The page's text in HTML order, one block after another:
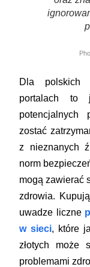
Dla polskich
portalach to
potencjalnych
zostać
z nieznanych
norm
mogą zawierać
zdrowia.
uwadze liczne
w sieci, które
złotych może
problemami